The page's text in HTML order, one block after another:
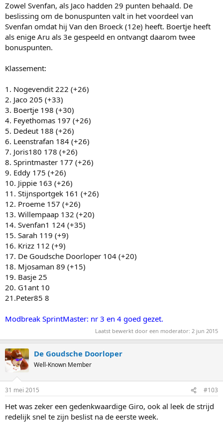
Zowel Svenfan, als Jaco hadden 29 punten behaald. De
beslissing om de bonuspunten valt in het voordeel van
Svenfan omdat hij Van den Broeck (12e) heeft. Boertje heeft
als enige Aru als 3e gespeeld en ontvangt daarom twee
bonuspunten.
Klassement:
1. Nogevendit 222 (+26)
2. Jaco 205 (+33)
3. Boertje 198 (+30)
4. Feyethomas 197 (+26)
5. Dedeut 188 (+26)
6. Leenstrafan 184 (+26)
7. Joris180 178 (+26)
8. Sprintmaster 177 (+26)
9. Eddy 175 (+26)
10. Jippie 163 (+26)
11. Stijnsportgek 161 (+26)
12. Proeme 157 (+26)
13. Willempaap 132 (+20)
14. Svenfan1 124 (+35)
15. Sarah 119 (+9)
16. Krizz 112 (+9)
17. De Goudsche Doorloper 104 (+20)
18. Mjosaman 89 (+15)
19. Basje 25
20. G1ant 10
21.Peter85 8
Modbreak SprintMaster: nr 3 en 4 goed gezet.
Laatst bewerkt door een moderator: 2 jun 2015
De Goudsche Doorloper
Well-Known Member
31 mei 2015 #103
Het was zeker een gedenkwaardige Giro, ook al leek de strijd
redelijk snel te zijn beslist na de eerste week.